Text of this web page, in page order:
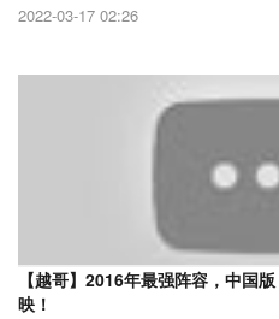
2022-03-17 02:26
【越哥】2016年最强阵容，中国
映！